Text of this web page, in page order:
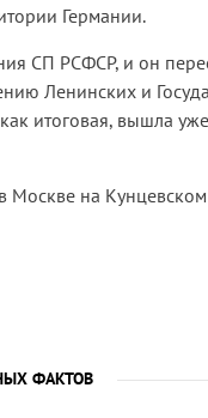
Германии.
СП РСФСР, и он
Ленинских и
итоговая, вышла
Москве на
ФАКТОВ